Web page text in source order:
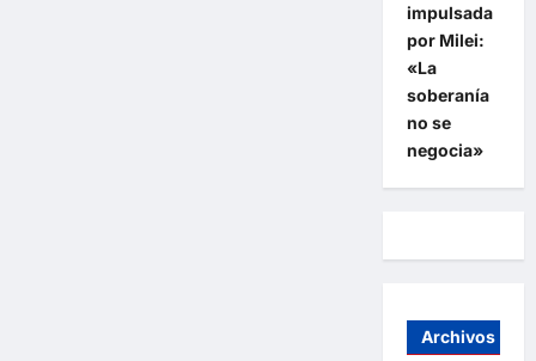
impulsada
por Milei:
«La
soberanía
no se
negocia»
Archivos